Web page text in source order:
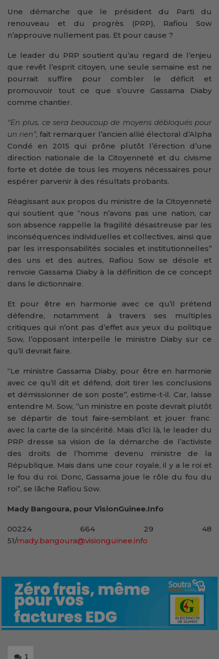
Une démarche que le président du Parti du
renouveau et du progrès (PRP), Rafiou Sow
n’approuve nullement pas. Et pour cause ?
Le leader du PRP soutient qu’au regard de l’enjeu
que revêt l’esprit citoyen, une seule semaine est ne
pourrait suffire pour combler le déficit et
promouvoir tout ce que s’ouvre Gassama Diaby
comme chantier.
‘‘En plus, ce sera beaucoup de moyens débloqués pour
un rien’’,fait remarquer l’ancien allié électoral d’Alpha
Condé en 2015 qui prône plutôt l’érection d’une
direction nationale de la Citoyenneté et du civisme
forte et dotée de tous les moyens nécessaires pour
espérer parvenir à des résultats probants.
Réagissant aux propos du ministre de la Citoyenneté
qui soutient que ‘‘nous n’avons pas une nation, car
son absence rappelle la fragilité désastreuse par les
inconséquences individuelles et collectives, ainsi que
par les irresponsabilités sociales et institutionnelles’’
des uns et des autres, Rafiou Sow se désole et
renvoie Gassama Diaby à la définition de ce concept
dans le dictionnaire.
Et pour être en harmonie avec ce qu’il prétend
défendre, notamment à travers ses multiples
critiques qui n’ont pas d’effet aux yeux du politique
Sow, l’opposant interpelle le ministre Diaby sur ce
qu’il devrait faire.
‘‘Le ministre Gassama Diaby, pour être en harmonie
avec ce qu’il dit et défend, doit tirer les conclusions
et démissionner de son poste’’, estime-t-il. Car, laisse
entendre M. Sow, ‘’un ministre en poste devrait plutôt
se départir de tout faire-semblant et jouer franc
avec la carte de la sincérité. Mais d’ici là, le leader du
PRP dresse sa vision de la démarche de l’activiste
des droits de l’homme devenu ministre de la
République. Mais dans une cour royale, il y a le roi et
le fou du roi. Donc, Gassama joue le rôle du fou du
roi’’, se lâche Rafiou Sow.
Mady Bangoura, pour VisionGuinee.Info
00224 664 29 48
51/mady.bangoura@visionguinee.info
1